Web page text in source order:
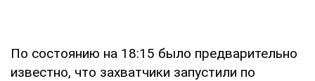
По состоянию на 18:15 было предварительно
известно, что захватчики запустили по